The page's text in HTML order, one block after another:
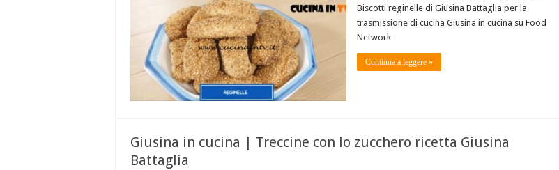
Biscotti reginelle di Giusina Battaglia per la
trasmissione di cucina Giusina in cucina su Food
Network
Continua a leggere »
Giusina in cucina | Treccine con lo zucchero ricetta Giusina
Battaglia